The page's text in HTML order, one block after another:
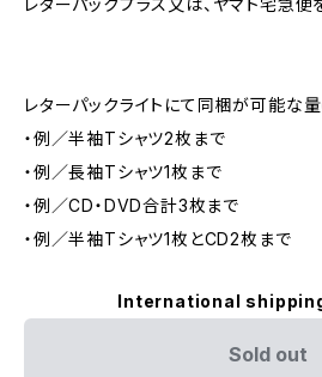
レターパックプラス又は、ヤマト宅急便
レターパックライトにて同梱が可能な
・例／半袖Tシャツ2枚まで
・例／長袖Tシャツ1枚まで
・例／CD・DVD合計3枚まで
・例／半袖Tシャツ1枚とCD2枚まで
International
Sold out